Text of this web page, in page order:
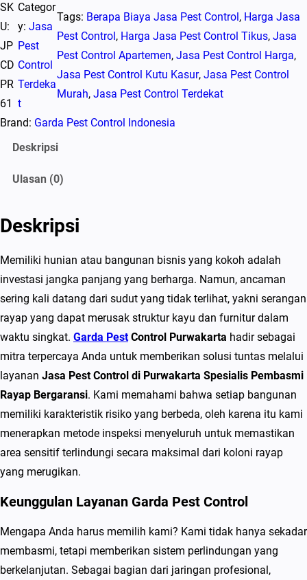
a
n
t
i
t
a
s
P
s
t
C
o
n
t
r
o
l
d
i
P
r
w
a
k
SK
U:
JP
CD
PR
61
Categor
y: Jasa
Pest
Control
Terdeka
t
Tags: Berapa Biaya Jasa Pest Control , Harga Jasa
Pest Control , Harga Jasa Pest Control Tikus, Jasa
Pest Control Apartemen, Jasa Pest Control Harga,
Jasa Pest Control Kutu Kasur, Jasa Pest Control
Murah, Jasa Pest Control Terdekat
Brand: Garda Pest Control Indonesia
Deskripsi
Ulasan (0)
Deskripsi
Memiliki hunian atau bangunan bisnis yang kokoh adalah
investasi jangka panjang yang berharga. Namun, ancaman
sering kali datang dari sudut yang tidak terlihat, yakni serangan
rayap yang dapat merusak struktur kayu dan furnitur dalam
waktu singkat. Garda PestControl Purwakarta hadir sebagai
mitra terpercaya Anda untuk memberikan solusi tuntas melalui
layanan Jasa Pest Control di Purwakarta Spesialis Pembasmi
Rayap Bergaransi. Kami memahami bahwa setiap bangunan
memiliki karakteristik risiko yang berbeda, oleh karena itu kami
menerapkan metode inspeksi menyeluruh untuk memastikan
area sensitif terlindungi secara maksimal dari koloni rayap
yang merugikan.
Keunggulan Layanan Garda Pest Control
Mengapa Anda harus memilih kami? Kami tidak hanya sekadar
membasmi, tetapi memberikan sistem perlindungan yang
berkelanjutan. Sebagai bagian dari jaringan profesional,